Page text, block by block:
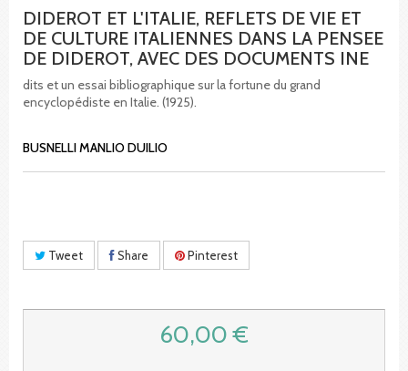
DIDEROT ET L'ITALIE, REFLETS DE VIE ET
DE CULTURE ITALIENNES DANS LA PENSEE
DE DIDEROT, AVEC DES DOCUMENTS INE
dits et un essai bibliographique sur la fortune du grand
encyclopédiste en Italie. (1925).
BUSNELLI MANLIO DUILIO
Tweet Share Pinterest
60,00 €